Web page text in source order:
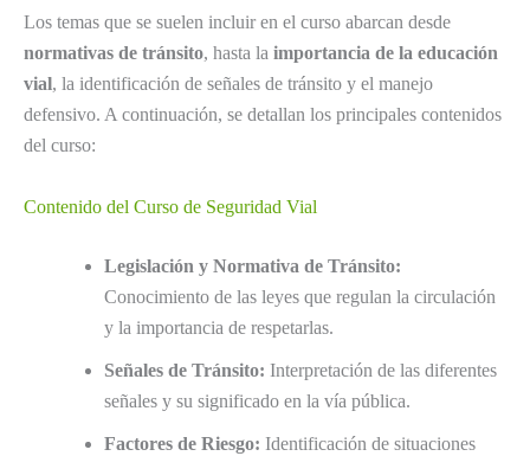
Los temas que se suelen incluir en el curso abarcan desde
normativas de tránsito, hasta la importancia de la educación
vial, la identificación de señales de tránsito y el manejo
defensivo. A continuación, se detallan los principales contenidos
del curso:
Contenido del Curso de Seguridad Vial
Legislación y Normativa de Tránsito:
Conocimiento de las leyes que regulan la circulación
y la importancia de respetarlas.
Señales de Tránsito: Interpretación de las diferentes
señales y su significado en la vía pública.
Factores de Riesgo: Identificación de situaciones